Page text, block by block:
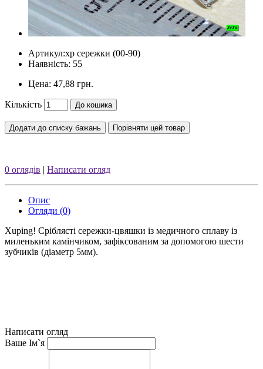
Артикул:xp сережки (00-90)
Наявність: 55
Цена: 47,88 грн.
Кількість До кошика
Додати до списку бажань Порівняти цей товар
0 оглядів | Написати огляд
Опис
Огляди (0)
Xuping! Сріблясті сережки-цвяшки із медичного сплаву із
миленьким камінчиком, зафіксованим за допомогою шести
зубчиків (діаметр 5мм).
Написати огляд
Ваше Ім`я